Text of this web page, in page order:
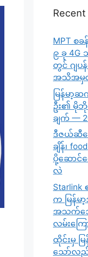
MPT စ
၉ ခု
တွင် ဂျပ
အသိအမှ
မြန်မာ့
ဦး၏ မိုဘို
ချက် —
ဒီဇယ်ဆီစ
ချိန်၊
ပို့ဆောင်
လဲ
Starlink
က မြန်
အသက်သွေ
လမ်းကြေ
ထိုင်းမှ မ
သော်လည်